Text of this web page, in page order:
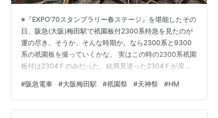
※『EXPO'70スタンプラリー春ステージ』を堪能したその
日、阪急(大阪)梅田駅で祇園板付2300系特急を見たのが
運の尽き。そうか、そんな時期か。なら2300系と9300
系の祇園板を撮っていくかな。 実はこの時の2300系祇園
板付は2304Ｆのみだった。結局見送った2304Ｆが戻っ
て貰った同好の士よ、お疲れ様。 ● 形式板 ● 撮った順
に並べても纏まりが無いので、まずは形式板から。
「MEMORIAL8000」付8000Ｆ。 （16:56）
#阪急電車 #大阪梅田駅 #祇園祭 #天神祭 #HM